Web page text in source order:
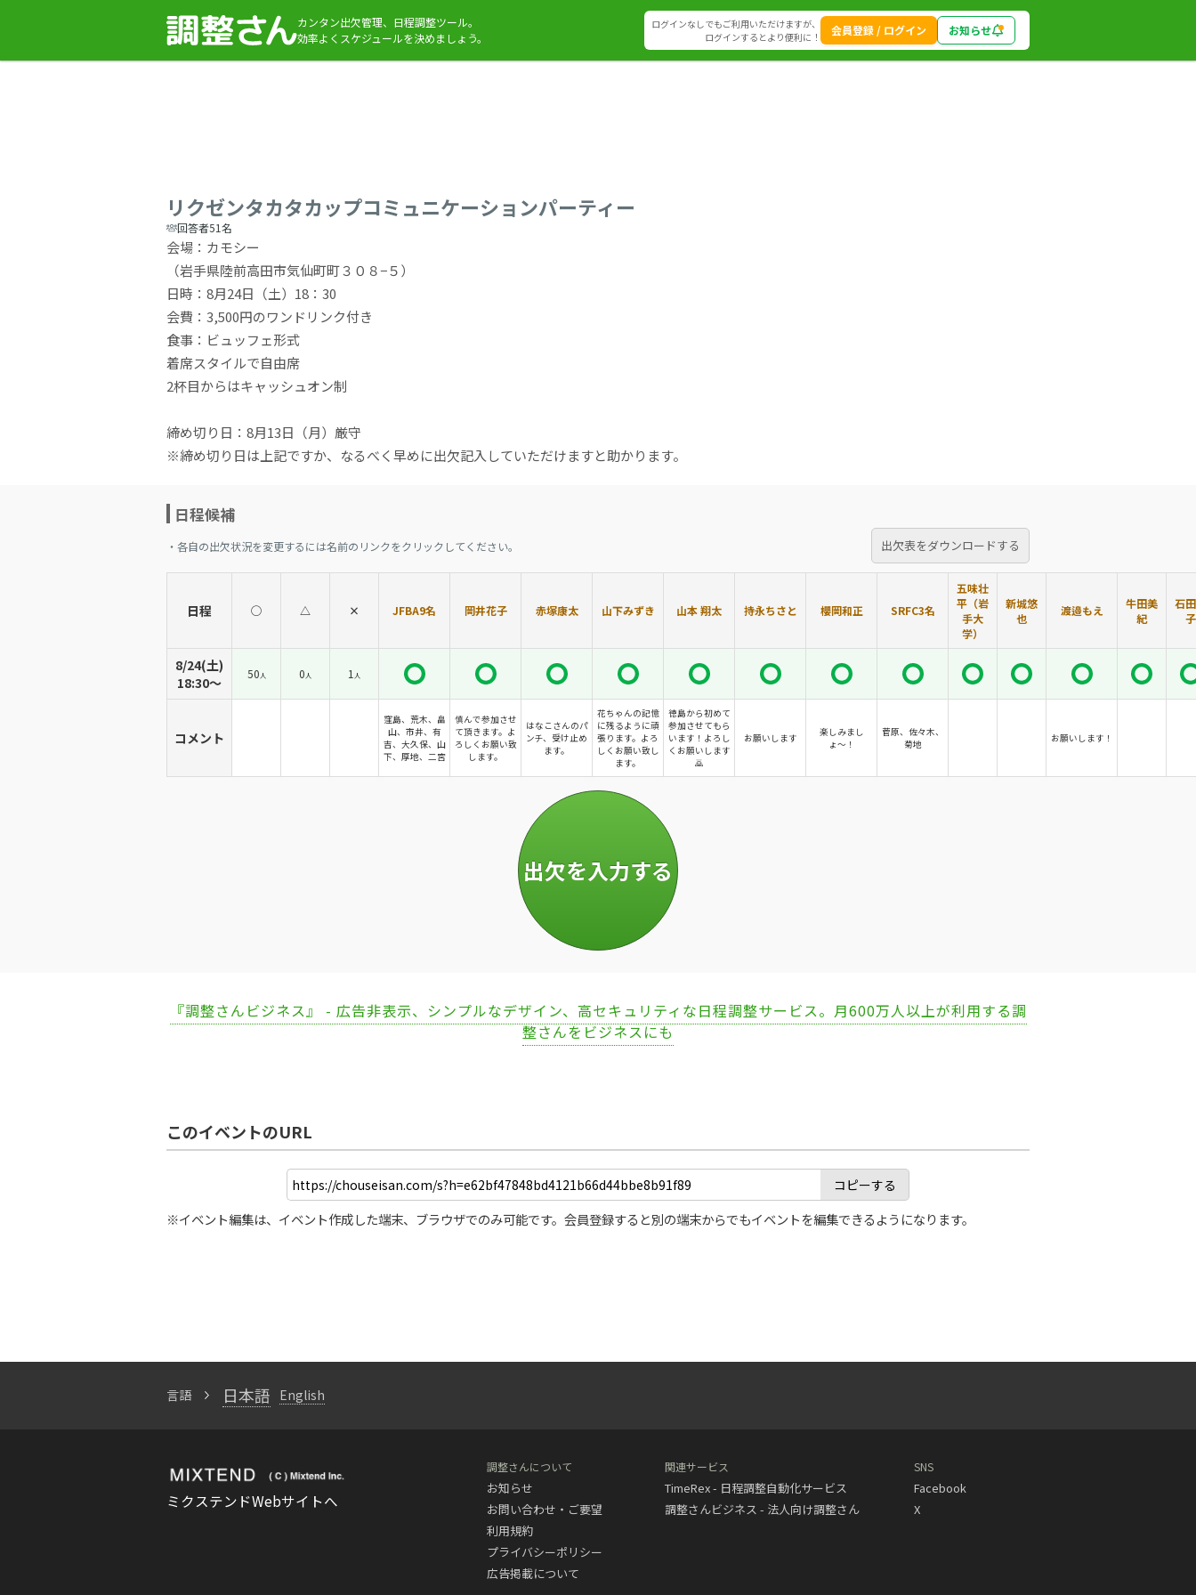
カンタン出欠管理、日程調整ツール。
効率よくスケジュールを決めましょう。
ログインなしでもご利用いただけますが、
ログインするとより便利に！
会員登録 / ログイン お知らせ
リクゼンタカタカップコミュニケーションパーティー
回答者51名
会場：カモシー
（岩手県陸前高田市気仙町町３０８−５）
日時：8月24日（土）18：30
会費：3,500円のワンドリンク付き
食事：ビュッフェ形式
着席スタイルで自由席
2杯目からはキャッシュオン制
締め切り日：8月13日（月）厳守
※締め切り日は上記ですか、なるべく早めに出欠記入していただけますと助かります。
日程候補
・各自の出欠状況を変更するには名前のリンクをクリックしてください。 出欠表をダウンロードする
日程 ◯ △ × JFBA9名 岡井花子 赤塚康太 山下みずき 山本 翔太 持永ちさと 櫻岡和正 SRFC3名
五味壮
平（岩
手大
学）
新城悠
也
渡邉もえ
牛田美
紀
石
子
8/24(土)
18:30〜
50人 0人 1 人
コメント
窪島、荒木、畠
山、市井、有
吉、大久保、山
下、厚地、二宮
慎んで参加させ
て頂きます。よ
ろしくお願い致
します。
はなこさんのパ
ンチ、受け止め
ます。
花ちゃんの記憶
に残るように頑
張ります。よろ
しくお願い致し
ます。
徳島から初めて
参加させてもら
います！よろし
くお願いします
🙇
お願いします
楽しみまし
ょ〜！
菅原、佐々木、
菊地
お願いします！
『調整さんビジネス』 - 広告非表示、シンプルなデザイン、高セキュリティな日程調整サービス。月600万人以上が利用する調
整さんをビジネスにも
このイベントのURL
コピーする
※イベント編集は、イベント作成した端末、ブラウザでのみ可能です。会員登録すると別の端末からでもイベントを編集できるようになります。
言語 日本語 English
ミクステンドWebサイトへ
調整さんについて
お知らせ
お問い合わせ・ご要望
利用規約
プライバシーポリシー
広告掲載について
関連サービス
TimeRex - 日程調整自動化サービス
調整さんビジネス - 法人向け調整さん
SNS
Facebook
X